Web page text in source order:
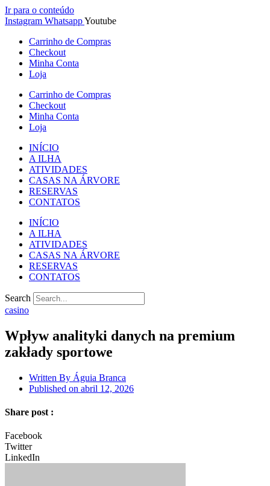
Ir para o conteúdo
Instagram WhatsappYoutube
Carrinho de Compras
Checkout
Minha Conta
Loja
Carrinho de Compras
Checkout
Minha Conta
Loja
INÍCIO
A ILHA
ATIVIDADES
CASAS NA ÁRVORE
RESERVAS
CONTATOS
INÍCIO
A ILHA
ATIVIDADES
CASAS NA ÁRVORE
RESERVAS
CONTATOS
Search
casino
Wpływ analityki danych na premium
zakłady sportowe
Written By Águia Branca
Published on abril 12, 2026
Share post :
Facebook
Twitter
LinkedIn